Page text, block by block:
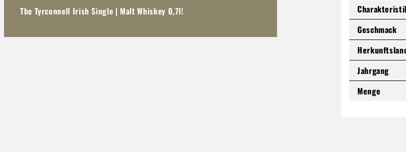
The Tyrconnell Irish Single | Malt Whiskey 0,7l!
Geschmack
Jahrgang
Menge